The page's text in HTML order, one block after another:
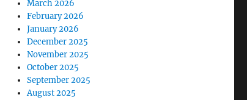
March 2026
February 2026
January 2026
December 2025
November 2025
October 2025
September 2025
August 2025